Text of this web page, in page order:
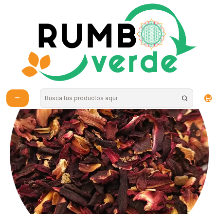
Envío gratis por compras sobre los 59.990 en la provincia de Santiago